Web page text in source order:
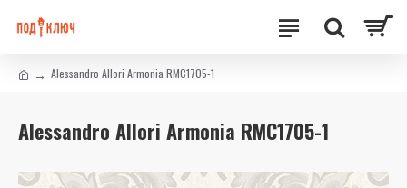
Alessandro Allori Armonia RMC1705-1
Alessandro Allori Armonia RMC1705-1